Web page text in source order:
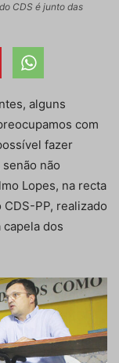
CDS é junto das
alguns
com
fazer
não
Lopes, na recta
PP, realizado
capela dos